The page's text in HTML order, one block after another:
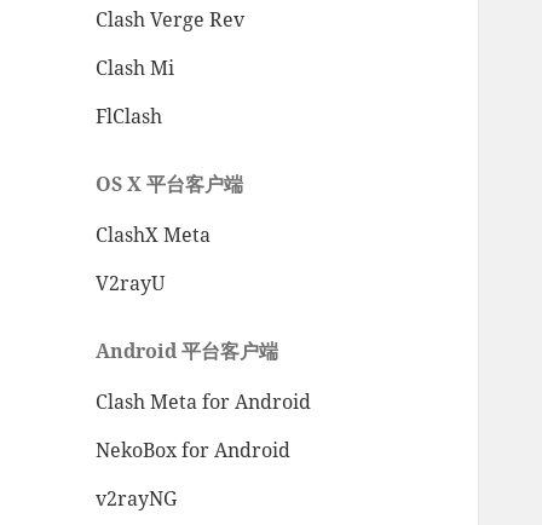
Clash Verge Rev
Clash Mi
FlClash
OS X 平台客户端
ClashX Meta
V2rayU
Android 平台客户端
Clash Meta for Android
NekoBox for Android
v2rayNG